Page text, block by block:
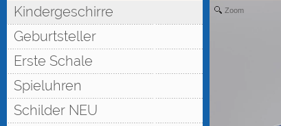
Kindergeschirre
Geburtsteller
Erste Schale
Spieluhren
Schilder NEU
Zoom